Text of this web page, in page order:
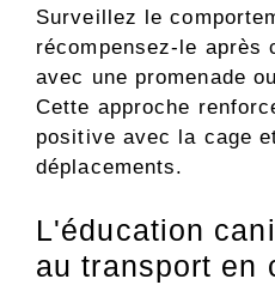
Surveillez le
récompensez-le après
avec une promenade
Cette approche
positive avec la cage
déplacements.
L'éducation
au transport en